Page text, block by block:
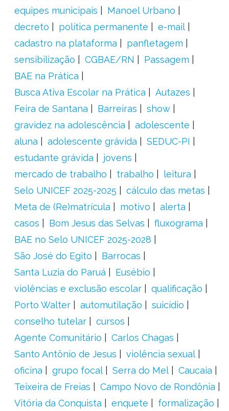
equipes municipais
Manoel Urbano
decreto
política permanente
e-mail
cadastro na plataforma
panfletagem
sensibilização
CGBAE/RN
Passagem
BAE na Prática
Busca Ativa Escolar na Prática
Autazes
Feira de Santana
Barreiras
show
gravidez na adolescência
adolescente
aluna
adolescente grávida
SEDUC-PI
estudante grávida
jovens
mercado de trabalho
trabalho
leitura
Selo UNICEF 2025-2025
cálculo das metas
Meta de (Re)matrícula
motivo
alerta
casos
Bom Jesus das Selvas
fluxograma
BAE no Selo UNICEF 2025-2028
São José do Egito
Barrocas
Santa Luzia do Paruá
Eusébio
violências e exclusão escolar
qualificação
Porto Walter
automutilação
suicídio
conselho tutelar
cursos
Agente Comunitário
Carlos Chagas
Santo Antônio de Jesus
violência sexual
oficina
grupo focal Serra do Mel
Caucaia
Teixeira de Freias
Campo Novo de Rondônia
Vitória da Conquista
enquete
formalização